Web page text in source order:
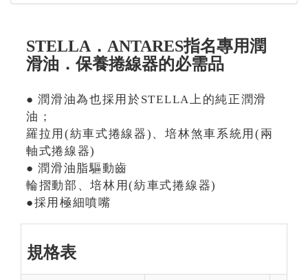
STELLA．ANTARES指名專用潤
滑油．保養捲線器的必需品
● 潤滑油為也採用於STELLA上的純正潤滑
油；
羅拉用(紡車式捲線器)、培林煞車系統用(兩
軸式捲線器)
● 潤滑油脂驅動齒
輪摺動部、培林用(紡車式捲線器)
●採用極細噴嘴
規格表